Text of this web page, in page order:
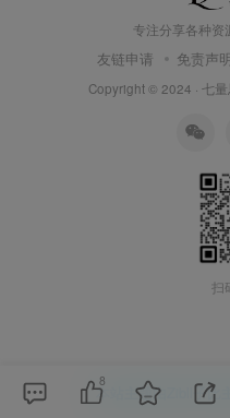
专注分享各种资
友链申请 免责声
Copyright © 2024 · 七
扫
8
本站主题由Zibll子比